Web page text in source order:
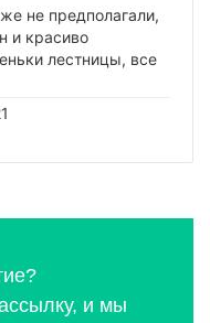
не предполагали,
и красиво
лестницы, все
и мы